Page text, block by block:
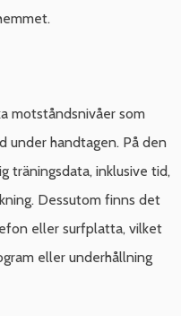
motståndsnivåer som
under handtagen. På den
träningsdata, inklusive tid,
Dessutom finns det
eller surfplatta, vilket
eller underhållning